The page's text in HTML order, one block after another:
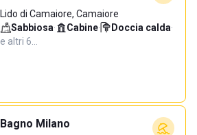
Lido di Camaiore, Camaiore
Sabbiosa· Cabine· Doccia calda·
e altri 6…
Bagno Milano